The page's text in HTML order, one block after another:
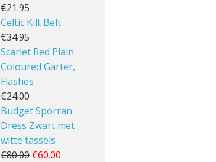
€21.95
Celtic Kilt Belt
€34.95
Scarlet Red Plain
Coloured Garter,
Flashes
€24.00
Budget Sporran
Dress Zwart met
witte tassels
€80.00 €60.00